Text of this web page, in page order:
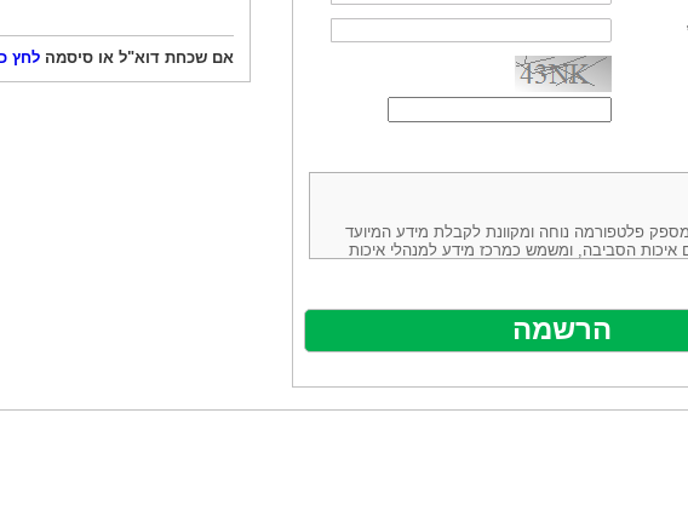
אם שכחת דוא"ל או סיסמה לחץ
אתר infospot.co.il מספק פלטפורמה נוחה ומקוונת לקבלת מידע המיועד
איכות הסביבה, ומשמש כמרכז מידע למנהלי איכות
האתר בבעלותה ובניהולה של חברת יזמות וידע
השירותים המפורסמים באתר ע"י ספקים שונים, איננו
באתר ע"י ספקים שונים, איננו מעורב במתן השירות
עבור נותני שירותים אלו. במילים אחרות, האחריות על
לבין המפרסמים נותני השירות ואיכותה מוטלת על